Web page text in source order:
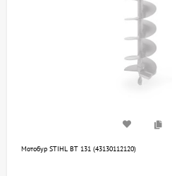
Мотобур STIHL BT 131 (43130112120)